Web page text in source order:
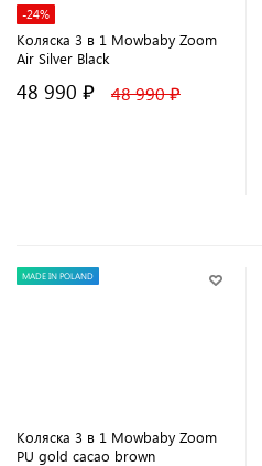
-24%
Коляска 3 в 1 Mowbaby Zoom
Air Silver Black
48 990 ₽ 48 990 ₽
MADE IN POLAND
Коляска 3 в 1 Mowbaby Zoom
PU gold cacao brown